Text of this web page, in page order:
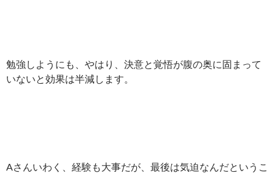
勉強しようにも、やはり、決意と覚悟が腹の奥に固まって
いないと効果は半減します。
Aさんいわく、経験も大事だが、最後は気迫なんだというこ